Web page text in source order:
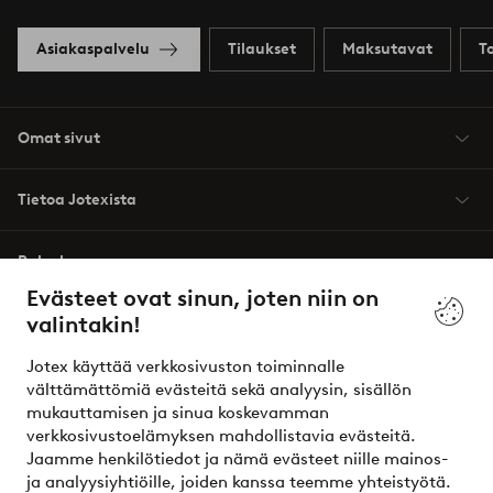
Evästeet ovat sinun, joten niin on
valintakin!
Jotex käyttää verkkosivuston toiminnalle
välttämättömiä evästeitä sekä analyysin, sisällön
mukauttamisen ja sinua koskevamman
verkkosivustoelämyksen mahdollistavia evästeitä.
Jaamme henkilötiedot ja nämä evästeet niille mainos-
ja analyysiyhtiöille, joiden kanssa teemme yhteistyötä.
Asiakaspalvelu Tilaukset Maksutavat
Omat sivut
Tietoa Jotexista
Palvelumme
Ehdot
Ystävät
Turvalliset maksut – maksa nyt tai erissä